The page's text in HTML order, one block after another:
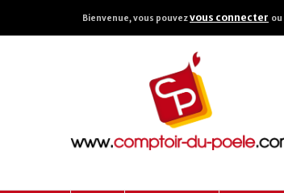
Bienvenue, vous pouvezvous connecter ou